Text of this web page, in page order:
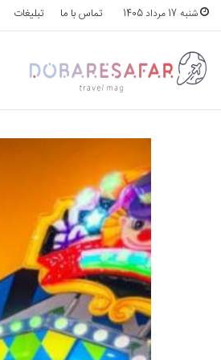
شنبه 17 مرداد 1405 تماس با ما تبلیغات